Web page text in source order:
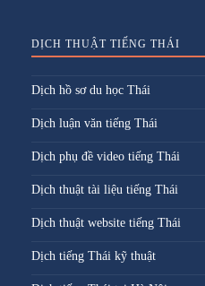
DỊCH THUẬT TIẾNG THÁI
Dịch hồ sơ du học Thái
Dịch luận văn tiếng Thái
Dịch phụ đề video tiếng Thái
Dịch thuật tài liệu tiếng Thái
Dịch thuật website tiếng Thái
Dịch tiếng Thái kỹ thuật